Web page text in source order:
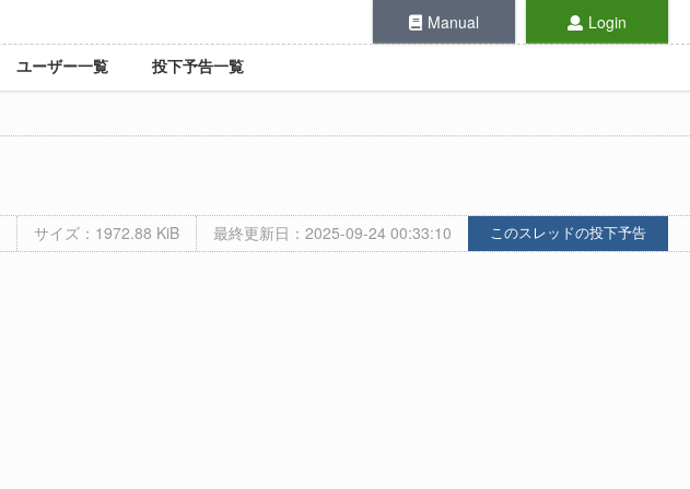
Manual Login
ユーザー一覧 投下予告一覧
サイズ：1972.88 KiB 最終更新日：2025-09-24 00:33:10 このスレッドの投下予告